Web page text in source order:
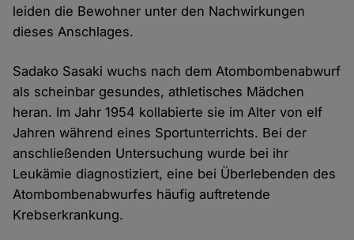
leiden die Bewohner unter den Nachwirkungen
dieses Anschlages.
Sadako Sasaki wuchs nach dem Atombombenabwurf
als scheinbar gesundes, athletisches Mädchen
heran. Im Jahr 1954 kollabierte sie im Alter von elf
Jahren während eines Sportunterrichts. Bei der
anschließenden Untersuchung wurde bei ihr
Leukämie diagnostiziert, eine bei Überlebenden des
Atombombenabwurfes häufig auftretende
Krebserkrankung.